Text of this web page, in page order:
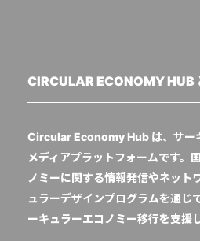
CIRCULAR ECONOMY HUB
Circular Economy Hub は、サー
メディアプラットフォームです。
ノミーに関する情報発信やネット
ュラーデザインプログラムを通じ
ーキュラーエコノミー移行を支援し